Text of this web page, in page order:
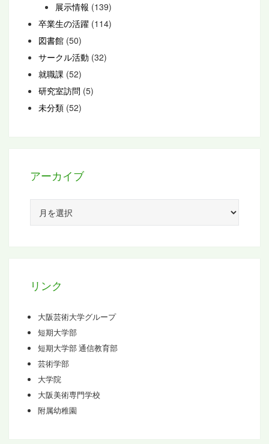
展示情報 (139)
卒業生の活躍 (114)
図書館 (50)
サークル活動 (32)
就職課 (52)
研究室訪問 (5)
未分類 (52)
アーカイブ
カ
リンク
大阪芸術大学グループ
短期大学部
短期大学部 通信教育部
芸術学部
大学院
大阪美術専門学校
附属幼稚園